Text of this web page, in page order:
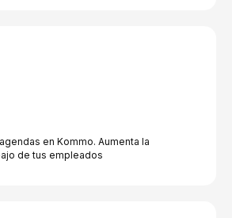
en Kommo. Aumenta la
de tus empleados